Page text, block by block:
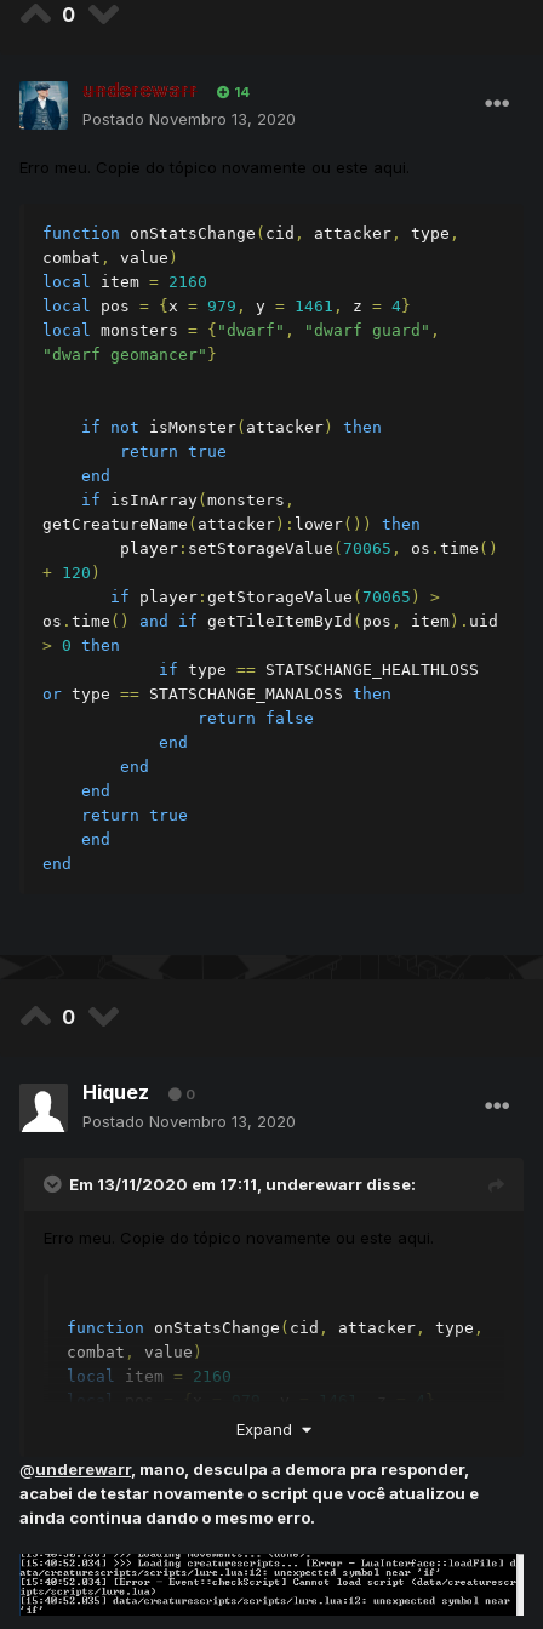
os
.time
STATSCHANGE_HEALTHLOSS
STATSCHANGE_MANALOSS then
end
return true
end
0
underewarr 14
Postado Novembro 13, 2020
Erro meu. Copie do tópico novamente ou este aqui.
function onStatsChange ( cid , attacker , type ,
combat , value )
local item = 2160
local pos = { x = 979 , y = 1461 , z = 4 }
local monsters = { "dwarf" , "dwarf guard" ,
"dwarf geomancer" }
if not isMonster( attacker )
then
return true
end
if isInArray( monsters ,
getCreatureName ( attacker ): lower())
then
player : setStorageValue ( 70065 , os . time ()
+ 120 )
if player : getStorageValue ( 70065 )
>
os . time () and if getTileItemById ( pos , item ).
>
0 then
if type ==
or type == STATSCHANGE_MANALOSS then
return
false
end
end
end
return true
end
end
0
Hiquez 0
Postado Novembro 13, 2020
Em 13/11/2020 em 17:11, underewarr disse:
Erro meu. Copie do tópico novamente ou este aqui.
function onStatsChange ( cid , attacker , type ,
combat , value )
local item =
2160
local
{"dwarf",
if not isMonster(attacker
end
if isInArray(monsters,
getCreatureName(attacker):lower()) then
Expand
@underewarr, mano, desculpa a demora pra responder,
acabei de testar novamente o script que você atualizou e
ainda continua dando o mesmo erro.